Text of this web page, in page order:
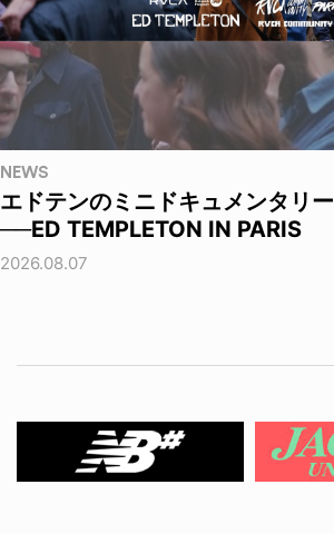
NEWS
エドテンのミニドキュメンタリー
──ED TEMPLETON IN PARIS
2026.08.07